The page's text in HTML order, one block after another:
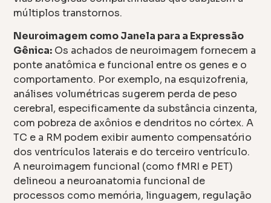
múltiplos transtornos.
Neuroimagem como Janela para a Expressão
Gênica: Os achados de neuroimagem fornecem a
ponte anatômica e funcional entre os genes e o
comportamento. Por exemplo, na esquizofrenia,
análises volumétricas sugerem perda de peso
cerebral, especificamente da substância cinzenta,
com pobreza de axônios e dendritos no córtex. A
TC e a RM podem exibir aumento compensatório
dos ventrículos laterais e do terceiro ventrículo.
A neuroimagem funcional (como fMRI e PET)
delineou a neuroanatomia funcional de
processos como memória, linguagem, regulação